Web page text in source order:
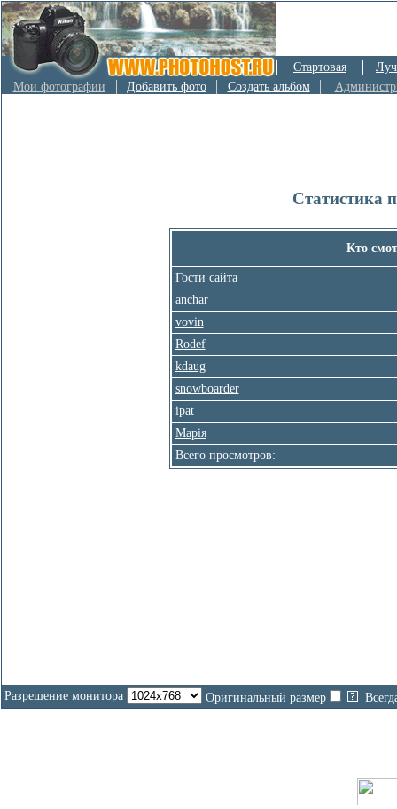
Стартовая
Мои фотографии
Добавить фото Создать альбом
Статистика
Кто
Гости сайта
anchar
vovin
Rodef
kdaug
snowboarder
ipat
Марiя
Всего просмотров:
Разрешение монитора Оригинальный размер